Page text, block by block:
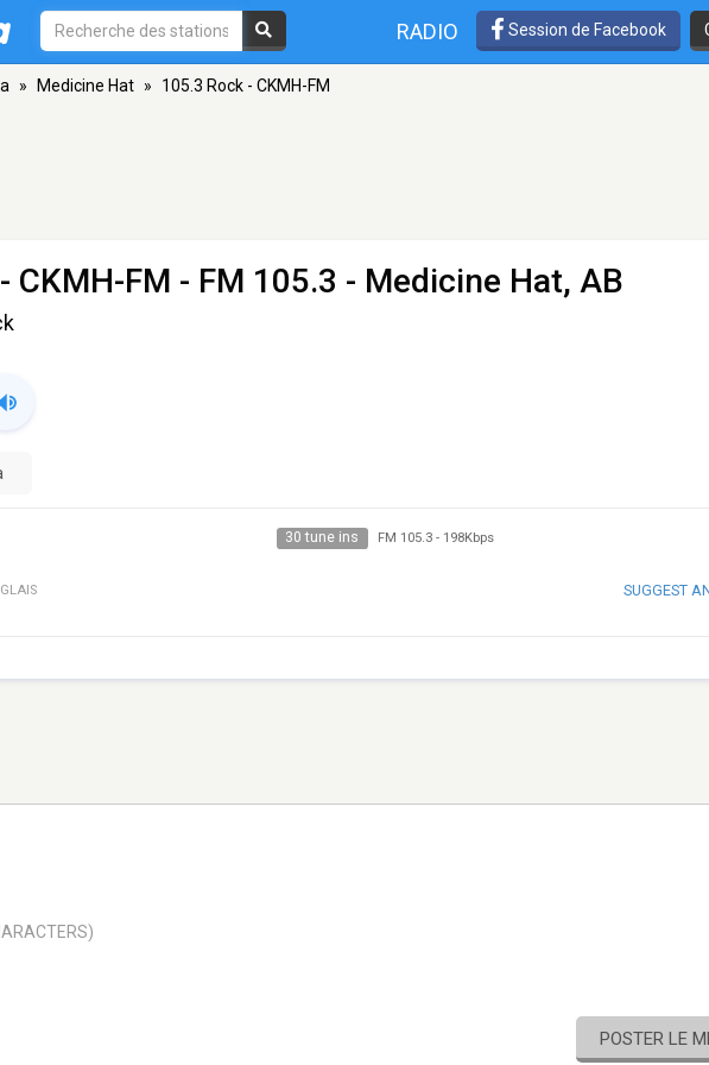
RADIO Session de Facebook
» Medicine Hat » 105.3 Rock - CKMH-FM
CKMH-FM - FM 105.3 - Medicine Hat, AB
30 tune ins FM 105.3- 198Kbps
SUGGEST
POSTER LE